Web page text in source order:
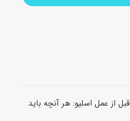
از عمل اسلیو: هر آنچه باید